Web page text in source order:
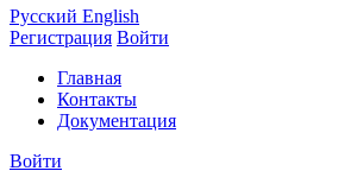
Русский English
Регистрация Войти
Главная
Контакты
Документация
Войти